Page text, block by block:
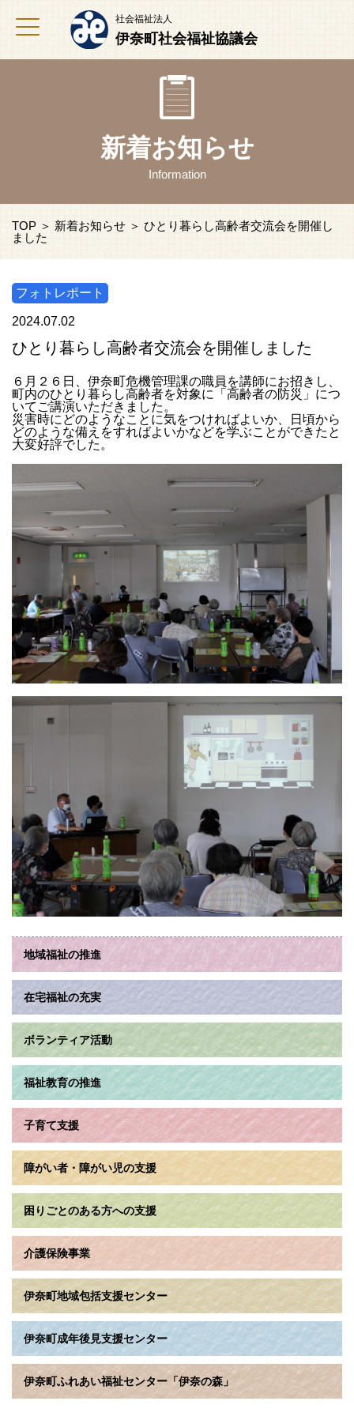
社会福祉法人
伊奈町社会福祉協議会
新着お知らせ
Information
TOP＞ 新着お知らせ ＞ ひとり暮らし高齢者交流会を開催し
ました
フォトレポート
2024.07.02
ひとり暮らし高齢者交流会を開催しました
６月２６日、伊奈町危機管理課の職員を講師にお招きし、
町内のひとり暮らし高齢者を対象に「高齢者の防災」につ
いてご講演いただきました。
災害時にどのようなことに気をつければよいか、日頃から
どのような備えをすればよいかなどを学ぶことができたと
大変好評でした。
地域福祉の推進
在宅福祉の充実
ボランティア活動
福祉教育の推進
子育て支援
障がい者・障がい児の支援
困りごとのある方への支援
介護保険事業
伊奈町地域包括支援センター
伊奈町成年後見支援センター
伊奈町ふれあい福祉センター「伊奈の森」